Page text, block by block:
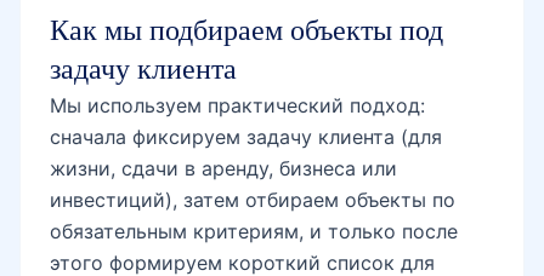
Как мы подбираем объекты под
задачу клиента
Мы используем практический подход:
сначала фиксируем задачу клиента (для
жизни, сдачи в аренду, бизнеса или
инвестиций), затем отбираем объекты по
обязательным критериям, и только после
этого формируем короткий список для